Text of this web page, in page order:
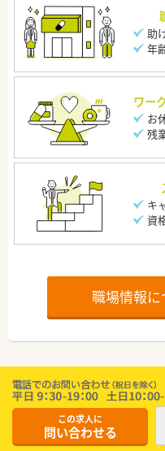
助
年
ワー
お
残
キ
資
職場情報に
この求人に
問い合わせる